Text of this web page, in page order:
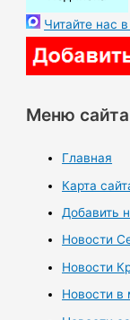
Читайте нас
Меню сайта
Главная
Карта
Добавить
Новости
Новости
Новости в